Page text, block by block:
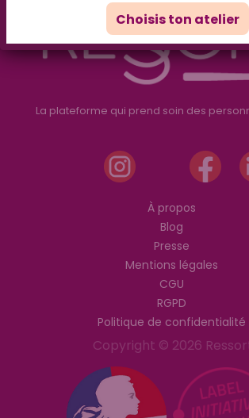
La plateforme qui prend soin des
À propos
Blog
Presse
Mentions légales
CGU
RGPD
Politique de confidentialité
Copyright © 2026
Choisis ton atelier